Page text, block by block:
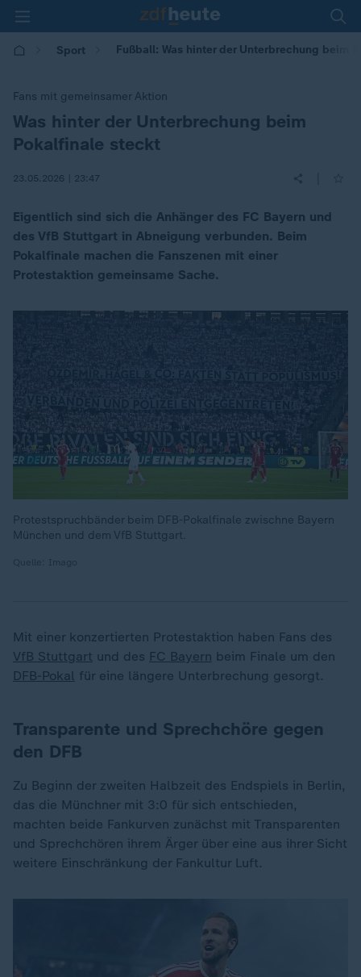
Sport Fußball: Was hinter der Unterbrechung beim
Fans mit gemeinsamer Aktion
:
Was hinter der Unterbrechung beim
Pokalfinale steckt
23.05.2026 | 23:47
Eigentlich sind sich die Anhänger des FC Bayern und
des VfB Stuttgart in Abneigung verbunden. Beim
Pokalfinale machen die Fanszenen mit einer
Protestaktion gemeinsame Sache.
Protestspruchbänder beim DFB-Pokalfinale zwischne Bayern
München und dem VfB Stuttgart.
Mit einer konzertierten Protestaktion haben Fans des
VfB Stuttgart und des FC Bayern beim Finale um den
DFB-Pokal für eine längere Unterbrechung gesorgt.
Transparente und Sprechchöre gegen
den DFB
Zu Beginn der zweiten Halbzeit des Endspiels in Berlin,
das die Münchner mit 3:0 für sich entschieden,
machten beide Fankurven zunächst mit Transparenten
und Sprechchören ihrem Ärger über eine aus ihrer Sicht
weitere Einschränkung der Fankultur Luft.